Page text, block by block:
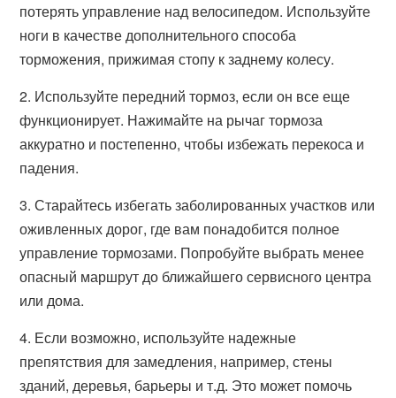
потерять управление над велосипедом. Используйте
ноги в качестве дополнительного способа
торможения, прижимая стопу к заднему колесу.
2. Используйте передний тормоз, если он все еще
функционирует. Нажимайте на рычаг тормоза
аккуратно и постепенно, чтобы избежать перекоса и
падения.
3. Старайтесь избегать заболированных участков или
оживленных дорог, где вам понадобится полное
управление тормозами. Попробуйте выбрать менее
опасный маршрут до ближайшего сервисного центра
или дома.
4. Если возможно, используйте надежные
препятствия для замедления, например, стены
зданий, деревья, барьеры и т.д. Это может помочь